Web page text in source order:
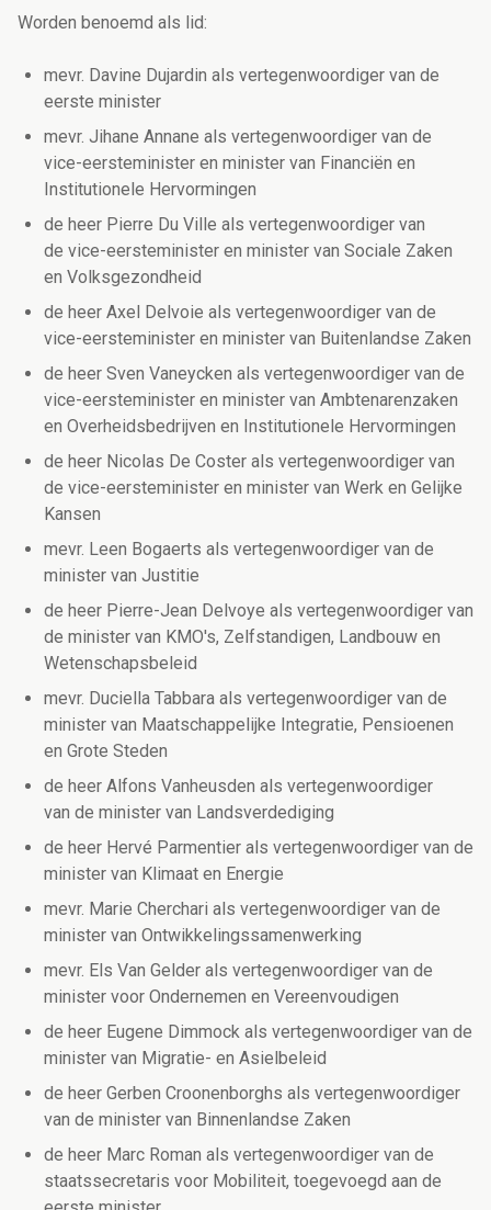
Worden benoemd als lid:
mevr. Davine Dujardin als vertegenwoordiger van de
eerste minister
mevr. Jihane Annane als vertegenwoordiger van de
vice-eersteminister en minister van Financiën en
Institutionele Hervormingen
de heer Pierre Du Ville als vertegenwoordiger van
de vice-eersteminister en minister van Sociale Zaken
en Volksgezondheid
de heer Axel Delvoie als vertegenwoordiger van de
vice-eersteminister en minister van Buitenlandse Zaken
de heer Sven Vaneycken als vertegenwoordiger van de
vice-eersteminister en minister van Ambtenarenzaken
en Overheidsbedrijven en Institutionele Hervormingen
de heer Nicolas De Coster als vertegenwoordiger van
de vice-eersteminister en minister van Werk en Gelijke
Kansen
mevr. Leen Bogaerts als vertegenwoordiger van de
minister van Justitie
de heer Pierre-Jean Delvoye als vertegenwoordiger van
de minister van KMO's, Zelfstandigen, Landbouw en
Wetenschapsbeleid
mevr. Duciella Tabbara als vertegenwoordiger van de
minister van Maatschappelijke Integratie, Pensioenen
en Grote Steden
de heer Alfons Vanheusden als vertegenwoordiger
van de minister van Landsverdediging
de heer Hervé Parmentier als vertegenwoordiger van de
minister van Klimaat en Energie
mevr. Marie Cherchari als vertegenwoordiger van de
minister van Ontwikkelingssamenwerking
mevr. Els Van Gelder als vertegenwoordiger van de
minister voor Ondernemen en Vereenvoudigen
de heer Eugene Dimmock als vertegenwoordiger van de
minister van Migratie- en Asielbeleid
de heer Gerben Croonenborghs als vertegenwoordiger
van de minister van Binnenlandse Zaken
de heer Marc Roman als vertegenwoordiger van de
staatssecretaris voor Mobiliteit, toegevoegd aan de